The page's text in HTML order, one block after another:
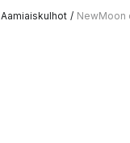
Aamiaiskulhot / NewMoon